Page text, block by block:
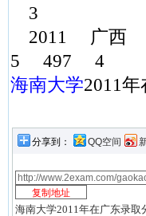
3
2011 广西
5 497 4
海南大学2011
分享到： QQ空间
海南大学2011年在广东录取